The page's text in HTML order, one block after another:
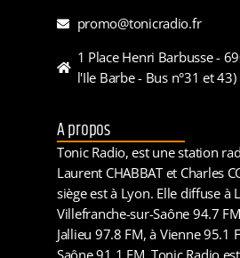
promo@tonicradio.fr
1 Place Henri Barbusse -
l'Ile Barbe - Bus n°31 et 43)
A propos
Tonic Radio, est une station
Laurent CHABBAT et Charles
siège est à Lyon. Elle diffuse à
Villefranche-sur-Saône 94.7
Jallieu 97.8 FM, à Vienne 95.1